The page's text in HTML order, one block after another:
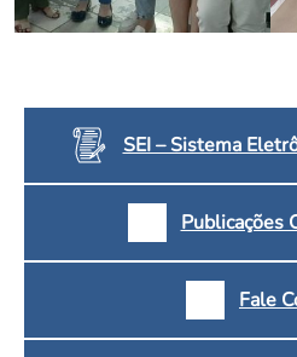
Convenção Coletiva 2025/2026 – Piso
Saúde Pública e Indígena
Calendário Eleitoral
Dúvidas Frequentes
Eleições AnterioresSEI – Sistema
Publicações
Fale